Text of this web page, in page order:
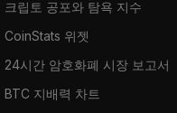
크립토 공포와 탐욕 지수
CoinStats 위젯
24시간 암호화폐 시장 보고서
BTC 지배력 차트